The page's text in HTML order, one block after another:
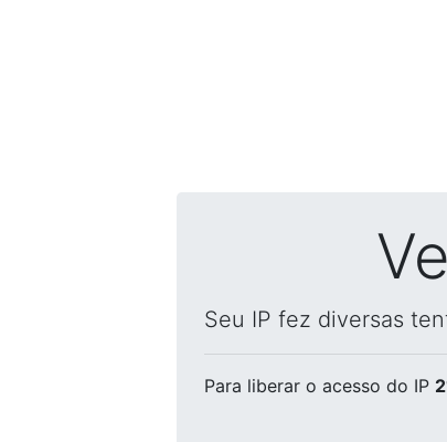
Seu IP fez diversas
Para liberar o acesso do IP